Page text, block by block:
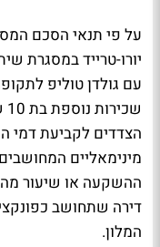
על פי תנאי הסכם
יורו-טרייד במסגרת
הצדדים לקביעת דמי
מינימאליים
ההשקעה או שיעור
דירה שתחושב
המלון.